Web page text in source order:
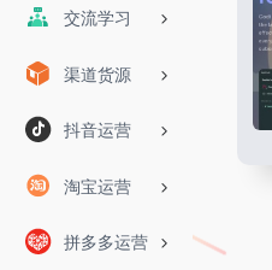
交流学习
渠道货源
抖音运营
淘宝运营
拼多多运营